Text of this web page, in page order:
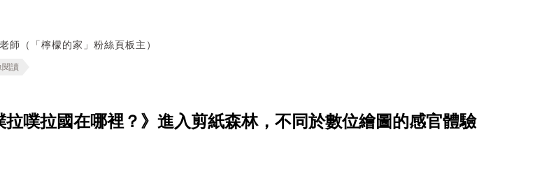
師（「檸檬的家」粉絲頁板主）
閱讀
拉噗拉國在哪裡？》進入剪紙森林，不同於數位繪圖的感官體驗